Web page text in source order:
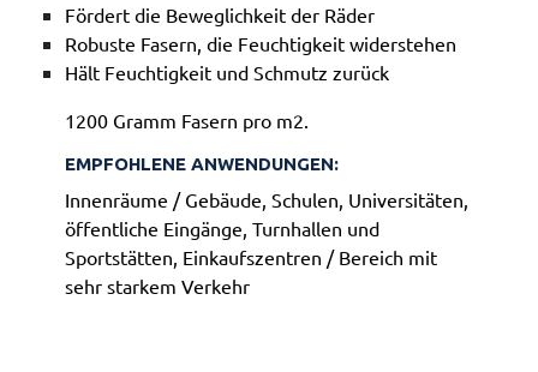
Fördert die Beweglichkeit der Räder
Robuste Fasern, die Feuchtigkeit widerstehen
Hält Feuchtigkeit und Schmutz zurück
1200 Gramm Fasern pro m2.
EMPFOHLENE ANWENDUNGEN:
Innenräume / Gebäude, Schulen, Universitäten,
öffentliche Eingänge, Turnhallen und
Sportstätten, Einkaufszentren / Bereich mit
sehr starkem Verkehr